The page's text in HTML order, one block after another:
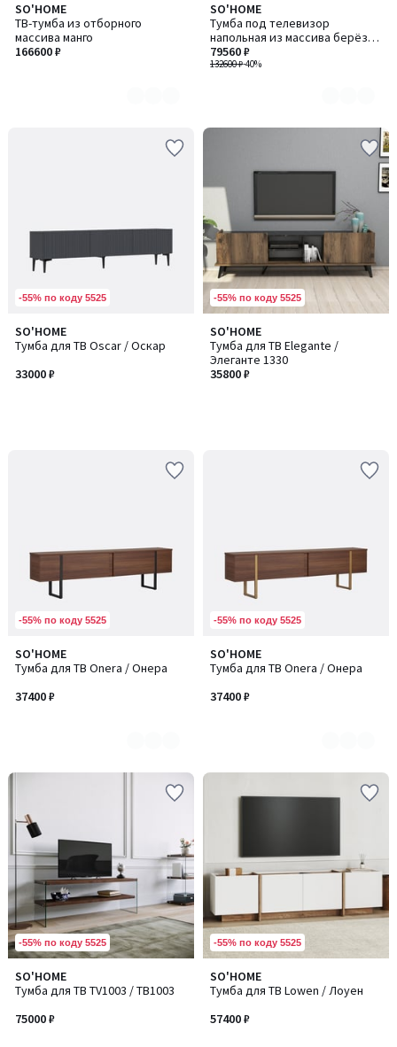
SO'HOME
ТВ-тумба из отборного
массива манго
166600 ₽
Количество
цветов:
2
SO'HOME
Тумба под телевизор
напольная из массива берёзы
и шпона ореха
132600 ₽-40%
79560 ₽
Количество
цветов:
3
-55% по коду 5525
SO'HOME
Тумба для ТВ Oscar / Оскар
33000 ₽
-55% по коду 5525
SO'HOME
Тумба для ТВ Elegante /
Элеганте 1330
35800 ₽
-55% по коду 5525
SO'HOME
Тумба для ТВ Onera / Онера
37400 ₽
Количество
цветов:
3
-55% по коду 5525
SO'HOME
Тумба для ТВ Onera / Онера
37400 ₽
Количество
цветов:
2
-55% по коду 5525
SO'HOME
Тумба для ТВ TV1003 / ТВ1003
75000 ₽
-55% по коду 5525
SO'HOME
Тумба для ТВ Lowen / Лоуен
57400 ₽
Количество
цветов:
3